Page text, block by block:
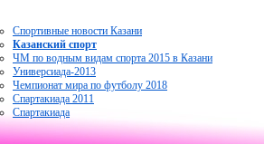
Спортивные новости Казани
Казанский спорт
ЧМ по водным видам спорта 2015 в Казани
Универсиада-2013
Чемпионат мира по футболу 2018
Спартакиада 2011
Спартакиада